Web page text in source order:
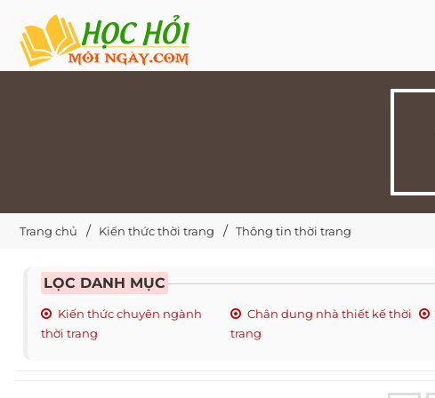
Trang chủ Kiến thức thời trang Thông tin thời trang
LỌC DANH MỤC
Kiến thức chuyên ngành
thời trang
Chân dung nhà thiết kế thời
trang